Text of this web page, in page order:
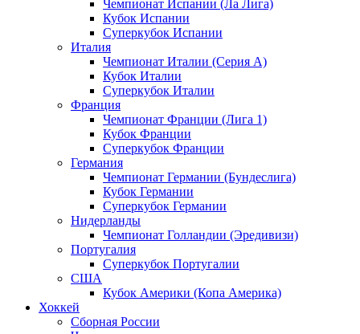
Чемпионат Испании (Ла Лига)
Кубок Испании
Суперкубок Испании
Италия
Чемпионат Италии (Серия А)
Кубок Италии
Суперкубок Италии
Франция
Чемпионат Франции (Лига 1)
Кубок Франции
Суперкубок Франции
Германия
Чемпионат Германии (Бундеслига)
Кубок Германии
Суперкубок Германии
Нидерланды
Чемпионат Голландии (Эредивизи)
Португалия
Суперкубок Португалии
США
Кубок Америки (Копа Америка)
Хоккей
Сборная России